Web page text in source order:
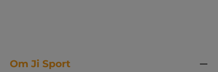
Om Ji Sport